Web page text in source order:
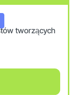
tworzących